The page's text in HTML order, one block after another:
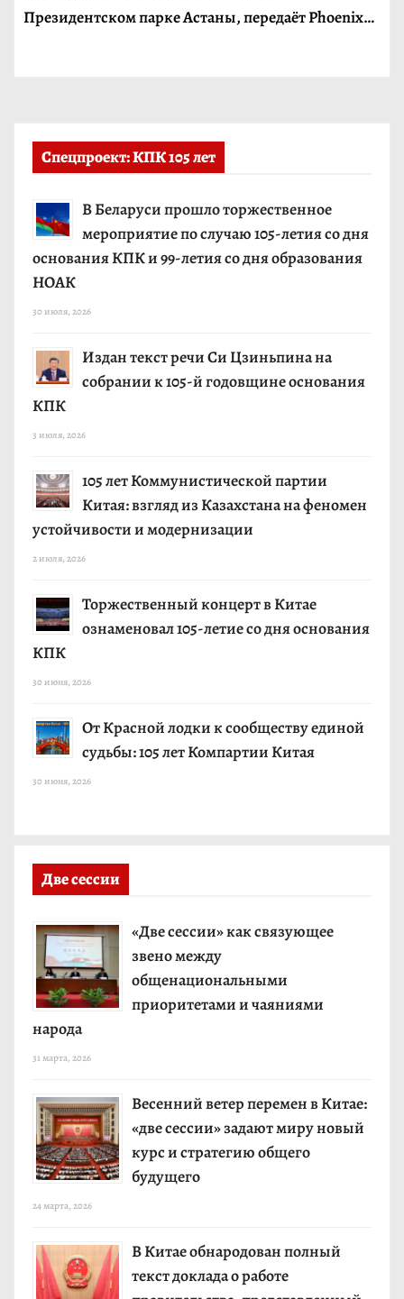
Президентском парке Астаны, передаёт Phoenix…
Спецпроект: КПК 105 лет
В Беларуси прошло торжественное
мероприятие по случаю 105-летия со дня
основания КПК и 99-летия со дня образования
НОАК
30 июля, 2026
Издан текст речи Си Цзиньпина на
собрании к 105-й годовщине основания
КПК
3 июля, 2026
105 лет Коммунистической партии
Китая: взгляд из Казахстана на феномен
устойчивости и модернизации
2 июля, 2026
Торжественный концерт в Китае
ознаменовал 105-летие со дня основания
КПК
30 июня, 2026
От Красной лодки к сообществу единой
судьбы: 105 лет Компартии Китая
30 июня, 2026
Две сессии
«Две сессии» как связующее
звено между
общенациональными
приоритетами и чаяниями
народа
31 марта, 2026
Весенний ветер перемен в Китае:
«две сессии» задают миру новый
курс и стратегию общего
будущего
24 марта, 2026
В Китае обнародован полный
текст доклада о работе